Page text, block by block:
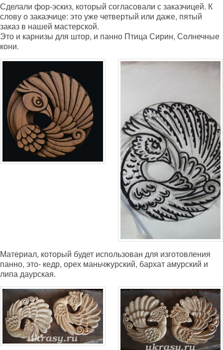
Сделали фор-эскиз, который согласовали с заказчицей. К
слову о заказчице: это уже четвертый или даже, пятый
заказ в нашей мастерской.
Это и карнизы для штор, и панно Птица Сирин, Солнечные
кони.
Материал, который будет использован для изготовления
панно, это- кедр, орех маньчжурский, бархат амурский и
липа даурская.